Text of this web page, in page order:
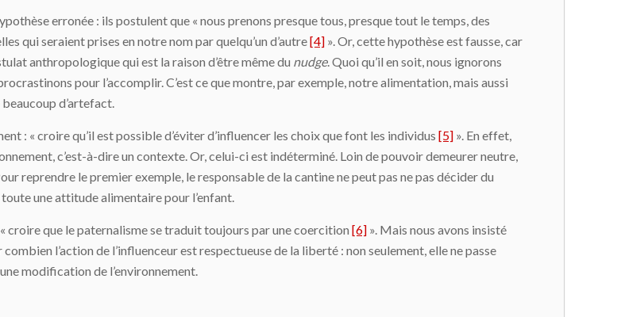
erronée : ils postulent que « nous prenons presque tous, presque tout le temps, des
qui seraient prises en notre nom par quelqu’un d’autre[4] ». Or, cette hypothèse est fausse, car
anthropologique qui est la raison d’être même du nudge. Quoi qu’il en soit, nous ignorons
pour l’accomplir. C’est ce que montre, par exemple, notre alimentation, mais aussi
d’artefact.
: « croire qu’il est possible d’éviter d’influencer les choix que font les individus [5] ». En effet,
c’est-à-dire un contexte. Or, celui-ci est indéterminé. Loin de pouvoir demeurer neutre,
reprendre le premier exemple, le responsable de la cantine ne peut pas ne pas décider du
une attitude alimentaire pour l’enfant.
croire que le paternalisme se traduit toujours par une coercition [6] ». Mais nous avons insisté
l’action de l’influenceur est respectueuse de la liberté : non seulement, elle ne passe
modification de l’environnement.